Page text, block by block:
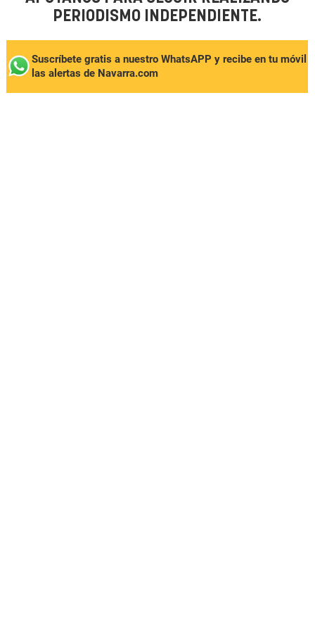
PERIODISMO INDEPENDIENTE.
Suscríbete gratis a nuestro WhatsAPP y recibe en tu móvil
las alertas de Navarra.com